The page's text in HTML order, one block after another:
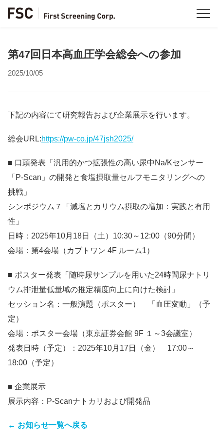
第47回日本高血圧学会総会への参加
2025/10/05
下記の内容にて研究報告および企業展示を行います。
総会URL:https://pw-co.jp/47jsh2025/
■ 口頭発表「汎用的かつ拡張性の高い尿中Na/Kセンサー
「P-Scan」の開発と食塩摂取量セルフモニタリングへの
挑戦」
シンポジウム７「減塩とカリウム摂取の増加：実践と有用
性」
日時：2025年10月18日（土）10:30～12:00（90分間）
会場：第4会場（カブトワン 4F ルーム1）
■ ポスター発表「随時尿サンプルを用いた24時間尿ナトリ
ウム排泄量低量域の推定精度向上に向けた検討」
セッション名：一般演題（ポスター） 「血圧変動」（予
定）
会場：ポスター会場（東京証券会館 9F １～3会議室）
発表日時（予定）：2025年10月17日（金） 17:00～
18:00（予定）
■ 企業展示
展示内容：P-Scanナトカリおよび開発品
← お知らせ一覧へ戻る